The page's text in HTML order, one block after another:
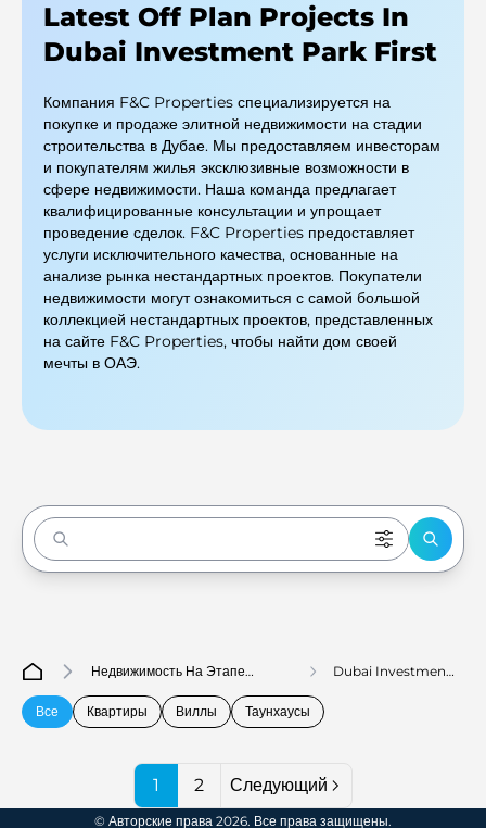
Latest Off Plan Projects In
Dubai Investment Park First
Компания F&C Properties специализируется на
покупке и продаже элитной недвижимости на стадии
строительства в Дубае. Мы предоставляем инвесторам
и покупателям жилья эксклюзивные возможности в
сфере недвижимости. Наша команда предлагает
квалифицированные консультации и упрощает
проведение сделок. F&C Properties предоставляет
услуги исключительного качества, основанные на
анализе рынка нестандартных проектов. Покупатели
недвижимости могут ознакомиться с самой большой
коллекцией нестандартных проектов, представленных
на сайте F&C Properties, чтобы найти дом своей
мечты в ОАЭ.
Недвижимость На Этапе
Dubai Investment
Все
Квартиры Виллы Таунхаусы
1 2 Следующий
© Авторские права 2026. Все права защищены.